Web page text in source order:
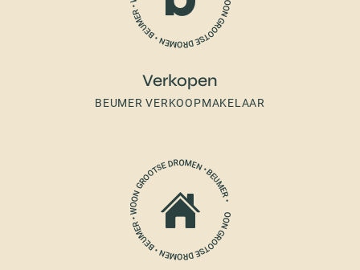
Verkopen
BEUMER VERKOOPMAKELAAR